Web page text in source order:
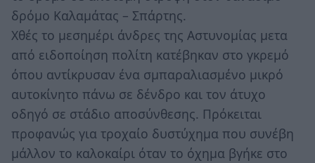
δρόμο Καλαμάτας – Σπάρτης.
Χθές το μεσημέρι άνδρες της Αστυνομίας μετα
από ειδοποίηση πολίτη κατέβηκαν στο γκρεμό
όπου αντίκρυσαν ένα σμπαραλιασμένο μικρό
αυτοκίνητο πάνω σε δένδρο και τον άτυχο
οδηγό σε στάδιο αποσύνθεσης. Πρόκειται
προφανώς για τροχαίο δυστύχημα που συνέβη
μάλλον το καλοκαίρι όταν το όχημα βγήκε στο